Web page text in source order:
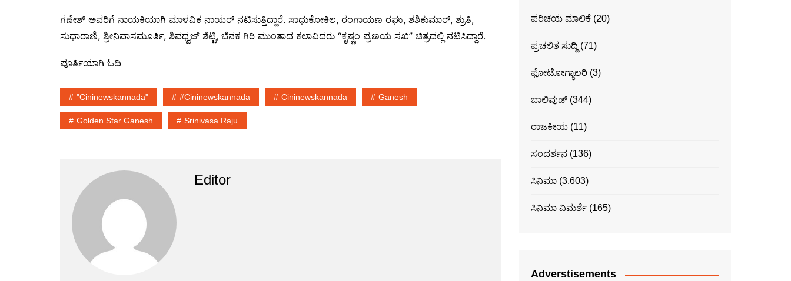
ಗಣೇಶ್ ಅವರಿಗೆ ನಾಯಕಿಯಾಗಿ ಮಾಳವಿಕ ನಾಯರ್ ನಟಿಸುತ್ತಿದ್ದಾರೆ. ಸಾಧುಕೋಕಿಲ, ರಂಗಾಯಣ ರಘು, ಶಶಿಕುಮಾರ್, ಶ್ರುತಿ,
ಸುಧಾರಾಣಿ, ಶ್ರೀನಿವಾಸಮೂರ್ತಿ, ಶಿವಧ್ವಜ್ ಶೆಟ್ಟಿ, ಬೆನಕ ಗಿರಿ ಮುಂತಾದ ಕಲಾವಿದರು “ಕೃಷ್ಣಂ ಪ್ರಣಯ ಸಖಿ” ಚಿತ್ರದಲ್ಲಿ ನಟಿಸಿದ್ದಾರೆ.
ಪೂರ್ತಿಯಾಗಿ ಓದಿ
"cininewskannada" #cininewskannada Cininewskannada Ganesh
Golden Star Ganesh Srinivasa Raju
Editor
ಪರಿಚಯ ಮಾಲಿಕೆ (20)
ಪ್ರಚಲಿತ ಸುದ್ದಿ (71)
ಫೋಟೋಗ್ಯಾಲರಿ (3)
ಬಾಲಿವುಡ್ (344)
ರಾಜಕೀಯ (11)
ಸಂದರ್ಶನ (136)
ಸಿನಿಮಾ (3,603)
ಸಿನಿಮಾ ವಿಮರ್ಶೆ (165)
Adverstisements